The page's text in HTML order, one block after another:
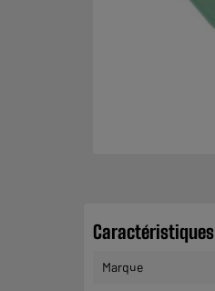
Caractéristiques
Marque